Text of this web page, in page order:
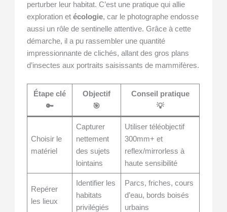
perturber leur habitat. C’est une pratique qui allie
exploration etécologie, car le photographe endosse
aussi un rôle de sentinelle attentive. Grâce à cette
démarche, il a pu rassembler une quantité
impressionnante de clichés, allant des gros plans
d’insectes aux portraits saisissants de mammifères.
Étape clé
🔑
Objectif
🎯
Conseil pratique
💡
Choisir le
matériel
Capturer
nettement
des sujets
lointains
Utiliser téléobjectif
300mm+ et
reflex/mirrorless à
haute sensibilité
Repérer
les lieux
Identifier les
habitats
privilégiés
Parcs, friches, cours
d’eau, bords boisés
urbains